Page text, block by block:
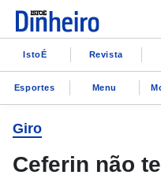
IstoÉ Revista
Esportes Menu
Giro
Ceferin não